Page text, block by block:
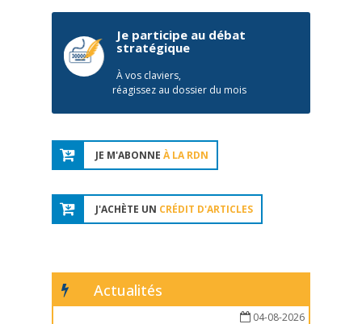
Je participe au débat
stratégique
À vos claviers,
réagissez au dossier du mois
JE M'ABONNE À LA RDN
J'ACHÈTE UN CRÉDIT D'ARTICLES
Actualités
04-08-2026